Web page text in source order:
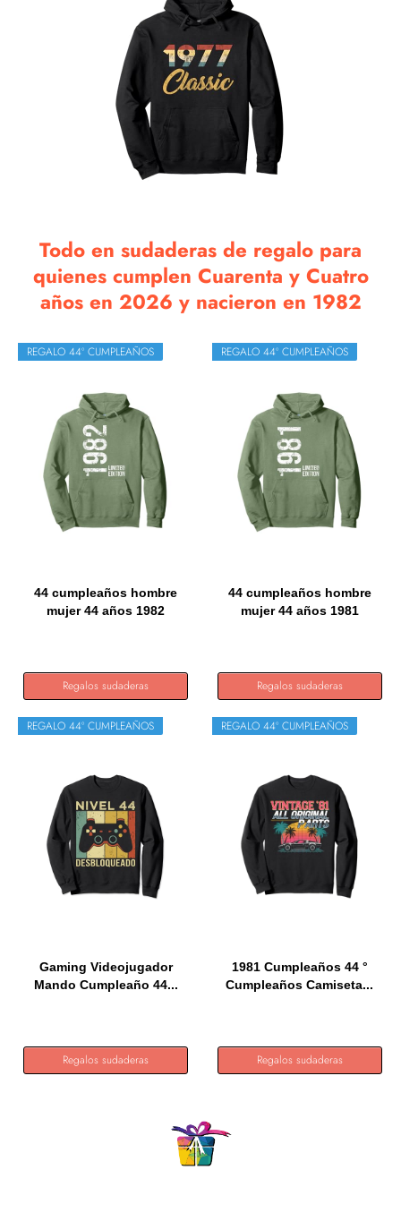
Todo en sudaderas de regalo para
quienes cumplen Cuarenta y Cuatro
años en 2026 y nacieron en 1982
REGALO 44º CUMPLEAÑOS
44 cumpleaños hombre
mujer 44 años 1982
Regalos sudaderas
REGALO 44º CUMPLEAÑOS
44 cumpleaños hombre
mujer 44 años 1981
Regalos sudaderas
REGALO 44º CUMPLEAÑOS
Gaming Videojugador
Mando Cumpleaño 44...
Regalos sudaderas
REGALO 44º CUMPLEAÑOS
1981 Cumpleaños 44 °
Cumpleaños Camiseta...
Regalos sudaderas